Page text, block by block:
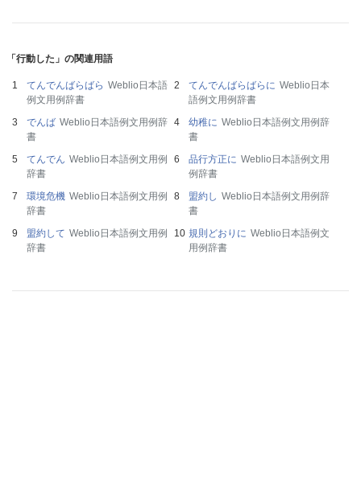
「行動した」の関連用語
てんでんばらばら Weblio日本語
例文用例辞書
てんでんばらばらに Weblio日本
語例文用例辞書
でんば Weblio日本語例文用例辞
書
幼稚に Weblio日本語例文用例辞
書
てんでん Weblio日本語例文用例
辞書
品行方正に Weblio日本語例文用
例辞書
環境危機 Weblio日本語例文用例
辞書
盟約し Weblio日本語例文用例辞
書
盟約して Weblio日本語例文用例
辞書
規則どおりに Weblio日本語例文
用例辞書